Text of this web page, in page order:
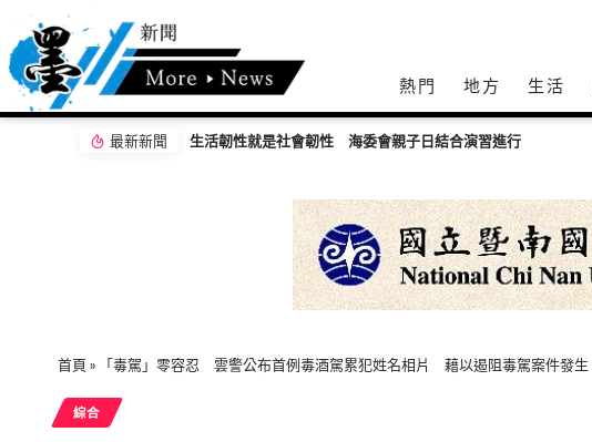
熱門 地方 生活
最新新聞
首頁 » 「毒駕」零容忍 雲警公布首例毒酒駕累犯姓名相片 藉以遏阻毒駕案件發生
綜合